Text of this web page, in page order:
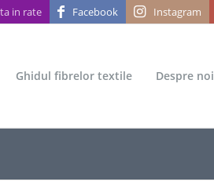
in rate Facebook Instagram
Ghidul fibrelor textile Despre noi